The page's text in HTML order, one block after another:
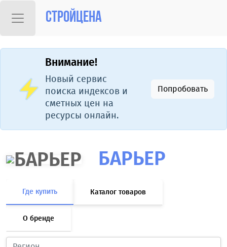
Стройцена
Внимание!
Новый сервис
поиска индексов и
сметных цен на
ресурсы онлайн.
Попробовать
БАРЬЕР
Где купить Каталог товаров
О бренде